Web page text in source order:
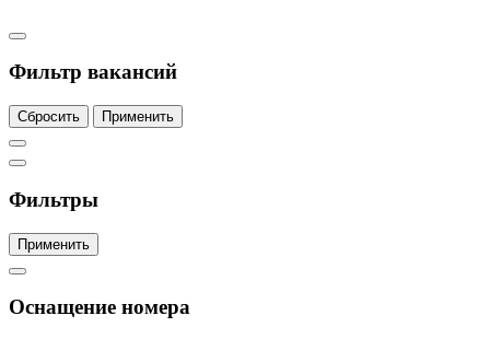
Фильтр вакансий
Сбросить Применить
Фильтры
Применить
Оснащение номера